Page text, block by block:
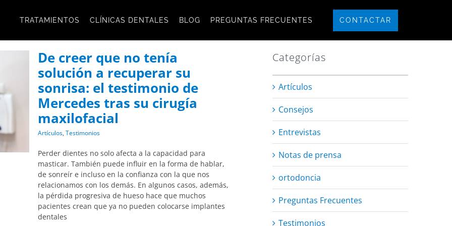
TRATAMIENTOS CLÍNICAS DENTALES BLOG PREGUNTAS FRECUENTES CONTACTAR
De creer que no tenía
solución a recuperar su
sonrisa: el testimonio de
Mercedes tras su cirugía
maxilofacial
Artículos, Testimonios
Perder dientes no solo afecta a la capacidad para
masticar. También puede influir en la forma de hablar,
de sonreír e incluso en la confianza con la que nos
relacionamos con los demás. En algunos casos, además,
la pérdida progresiva de hueso hace que muchos
pacientes crean que ya no pueden colocarse implantes
dentales
Categorías
Artículos
Consejos
Entrevistas
Notas de prensa
ortodoncia
Preguntas Frecuentes
Testimonios